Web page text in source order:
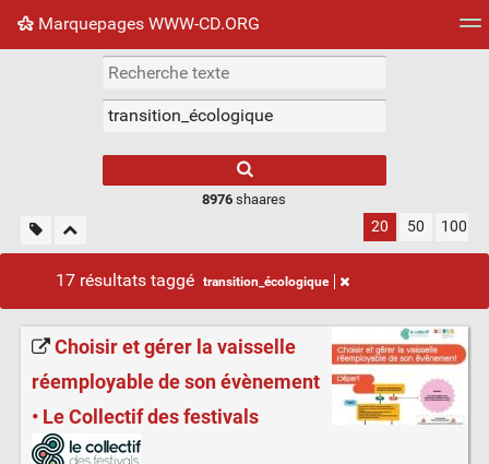
Marquepages WWW-CD.ORG
Nuage de tags Mur d'images
8976 shaares
20 50 100
17 résultats taggé transition_écologique
Choisir et gérer la vaisselle
réemployable de son évènement
• Le Collectif des festivals